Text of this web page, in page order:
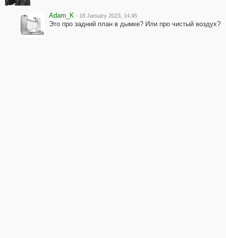
Adam_K · 18 January 2023, 14:45
Это про задний план в дымке? Или про чистый воздух?